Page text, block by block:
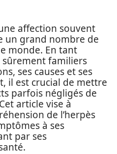
affection souvent
un grand nombre de
monde. En tant
sûrement familiers
ses causes et ses
il est crucial de mettre
parfois négligés de
article vise à
de l’herpès
à ses
par ses